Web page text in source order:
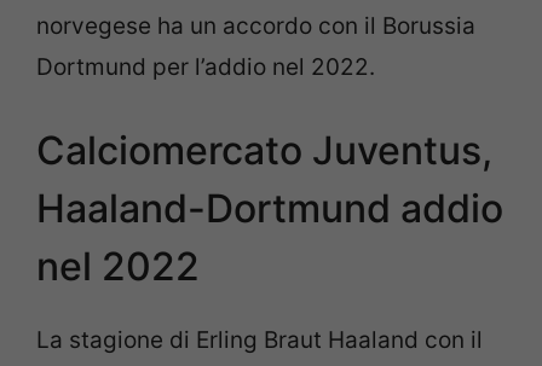
norvegese ha un accordo con il Borussia
Dortmund per l’addio nel 2022.
Calciomercato Juventus,
Haaland-Dortmund addio
nel 2022
La stagione di Erling Braut Haaland con il